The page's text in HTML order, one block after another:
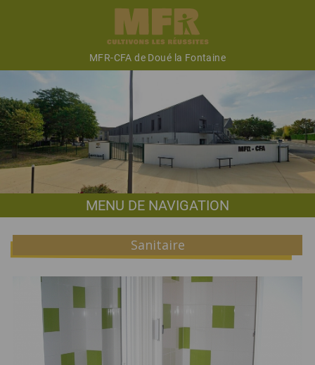
MFR-CFA de Doué la Fontaine
MENU DE NAVIGATION
Sanitaire